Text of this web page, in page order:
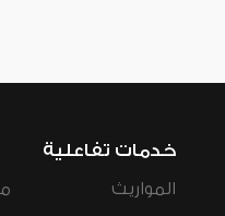
خدمات تفاعلية
المواريث